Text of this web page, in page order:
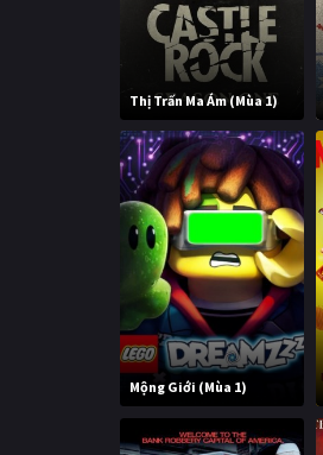
Thị Trấn Ma Ám (Mùa 1)
Mộng Giới (Mùa 1)